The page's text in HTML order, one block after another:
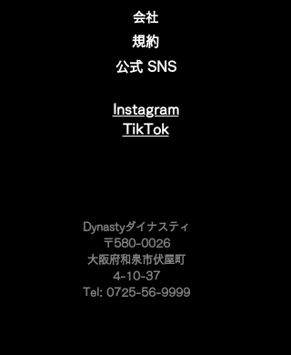
会社
規約
公式 SNS
Instagram
​TikTok
​Dynastyダイナスティ
〒580-0026
大阪府和泉市伏屋町
4-10-37
Tel: 0725-56-9999